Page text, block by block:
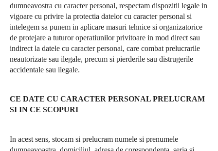
dumneavostra cu caracter personal, respectam dispozitii legale in
vigoare cu privire la protectia datelor cu caracter personal si
intelegem sa punem in aplicare masuri tehnice si organizatorice
de protejare a tuturor operatiunilor privitoare in mod direct sau
indirect la datele cu caracter personal, care combat prelucrarile
neautorizate sau ilegale, precum si pierderile sau distrugerile
accidentale sau ilegale.
CE DATE CU CARACTER PERSONAL PRELUCRAM
SI IN CE SCOPURI
In acest sens, stocam si prelucram numele si prenumele